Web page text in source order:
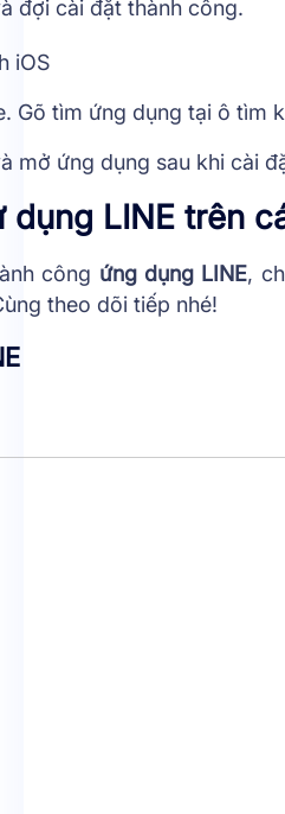
đợi cài đặt thành công.
iOS
Gõ tìm ứng dụng tại ô tìm
mở ứng dụng sau khi cài
dụng LINE trên
công ứng dụng LINE,
theo dõi tiếp nhé!